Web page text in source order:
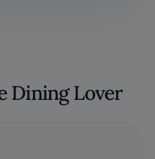
Dining Lover